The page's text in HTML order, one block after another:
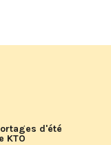
d'été
KTO